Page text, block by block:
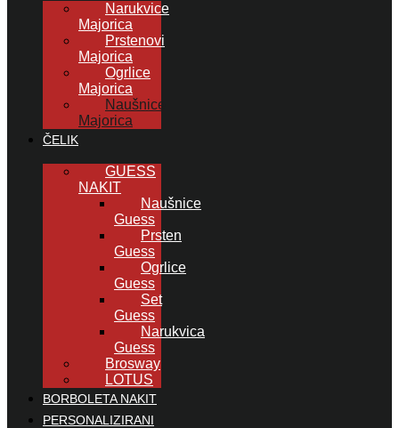
Narukvice
Majorica
Prstenovi
Majorica
Ogrlice
Majorica
Naušnice
Majorica
ČELIK
GUESS
NAKIT
Naušnice
Guess
Prsten
Guess
Ogrlice
Guess
Set
Guess
Narukvica
Guess
Brosway
LOTUS
BORBOLETA NAKIT
PERSONALIZIRANI